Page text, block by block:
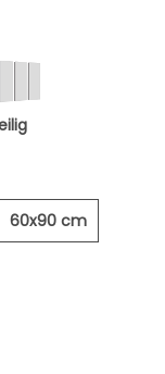
60x90 cm